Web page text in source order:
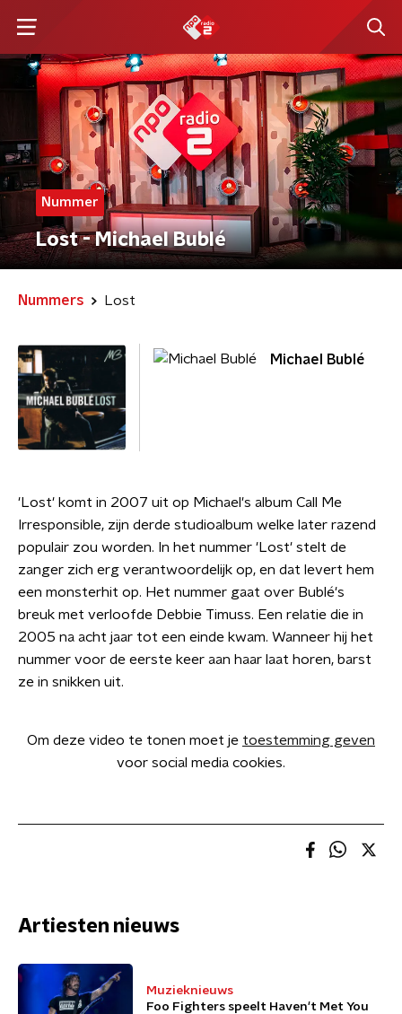
Nummer
Lost - Michael Bublé
Nummers Lost
Michael Bublé
'Lost' komt in 2007 uit op Michael's album Call Me
Irresponsible, zijn derde studioalbum welke later razend
populair zou worden. In het nummer 'Lost' stelt de
zanger zich erg verantwoordelijk op, en dat levert hem
een monsterhit op. Het nummer gaat over Bublé's
breuk met verloofde Debbie Timuss. Een relatie die in
2005 na acht jaar tot een einde kwam. Wanneer hij het
nummer voor de eerste keer aan haar laat horen, barst
ze in snikken uit.
Om deze video te tonen moet je toestemming geven
voor social media cookies.
Artiesten nieuws
Muzieknieuws
Foo Fighters speelt Haven't Met You